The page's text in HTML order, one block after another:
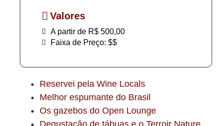
Valores
A partir de R$ 500,00
Faixa de Preço: $$
Reservei pela Wine Locals
Melhor espumante do Brasil
Os gazebos do Open Lounge